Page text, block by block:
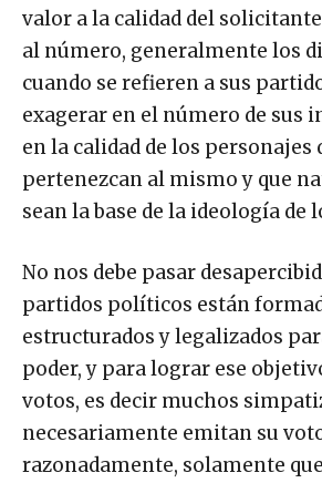
valor a la calidad del
al número, generalmente los
cuando se refieren a sus
exagerar en el número de sus
en la calidad de los personajes
pertenezcan al mismo y que
sean la base de la ideología de
No nos debe pasar
partidos políticos están
estructurados y legalizados
poder, y para lograr ese
votos, es decir muchos
necesariamente emitan su
razonadamente, solamente